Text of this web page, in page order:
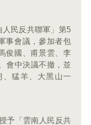
人民反共聯軍」第5
事會議，參加者包
俊國、甫景雲、李
會中決議不撤，並
猛羊、大黑山一
予「雲南人民反共